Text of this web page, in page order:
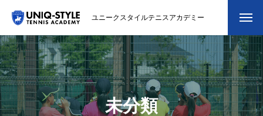
ユニークスタイルテニスアカデミー
初めての方
システム・クラス・料金
スクール紹介・コーチ紹介未分類